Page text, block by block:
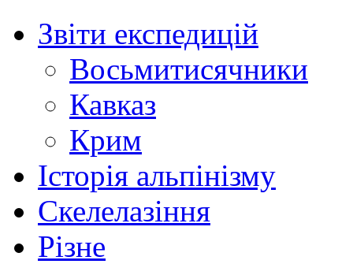
Звіти експедицій
Восьмитисячники
Кавказ
Крим
Історія альпінізму
Скелелазіння
Різне